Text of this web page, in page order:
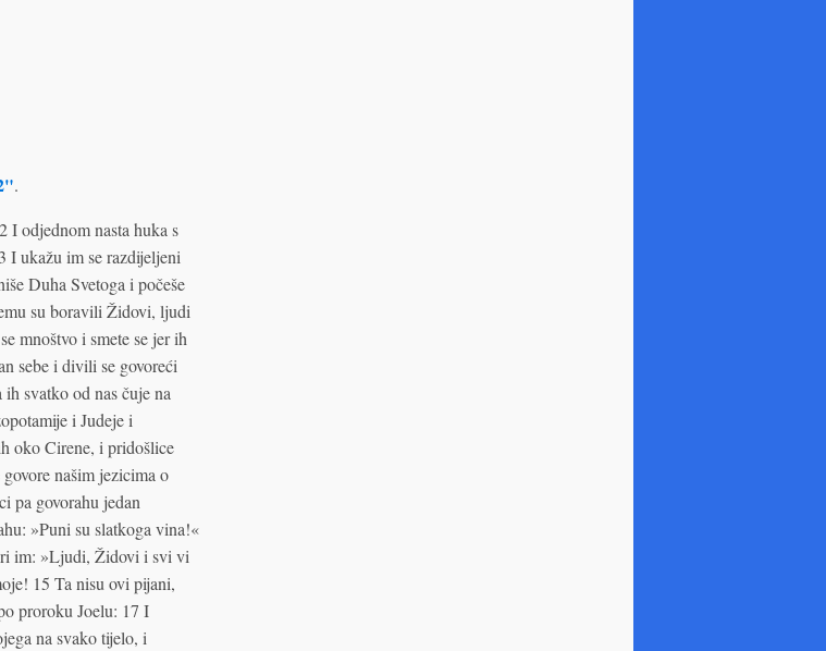
.
I odjednom nasta huka s
I ukažu im se razdijeljeni
Duha Svetoga i počeše
su boravili Židovi, ljudi
mnoštvo i smete se jer ih
sebe i divili se govoreći
svatko od nas čuje na
i Judeje i
oko Cirene, i pridošlice
našim jezicima o
pa govorahu jedan
»Puni su slatkoga vina!«
im: »Ljudi, Židovi i svi vi
15 Ta nisu ovi pijani,
proroku Joelu: 17 I
na svako tijelo, i